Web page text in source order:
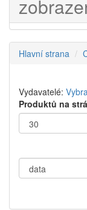
Hlavní strana
Vydavatelé:
Produktů na